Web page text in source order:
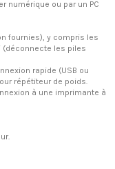
numérique ou par un PC
fournies), y compris les
(déconnecte les piles
rapide (USB ou
répétiteur de poids.
à une imprimante à